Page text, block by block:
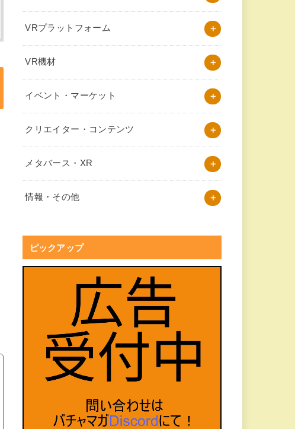
VRプラットフォーム
VR機材
イベント・マーケット
クリエイター・コンテンツ
メタバース・XR
情報・その他
ピックアップ